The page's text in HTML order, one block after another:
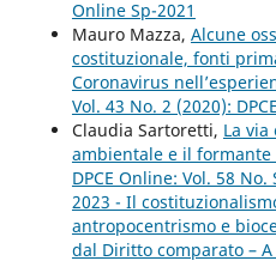
Online Sp-2021
Mauro Mazza, Alcune
costituzionale, fonti
Coronavirus
Vol. 43 No. 2 (2020):
Claudia Sartoretti, La
ambientale e il
DPCE Online: Vol. 58 No.
2023 - Il
antropocentrismo e
dal Diritto comparato –